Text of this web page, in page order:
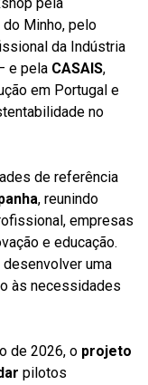
pela
Minho, pelo
da Indústria
e pela CASAIS,
em Portugal e
no
de referência
, reunindo
empresas
e educação.
uma
às necessidades
de 2026, o projeto
pilotos